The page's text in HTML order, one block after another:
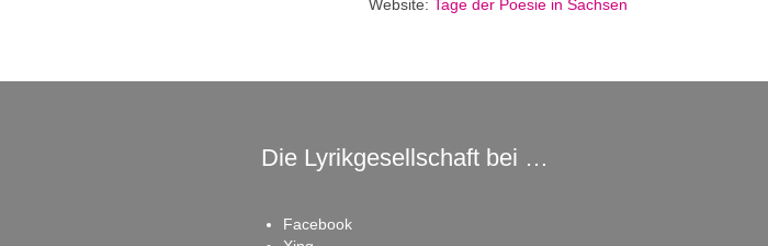
Website: Tage der Poesie in Sachsen
Die Lyrikgesellschaft bei …
Facebook